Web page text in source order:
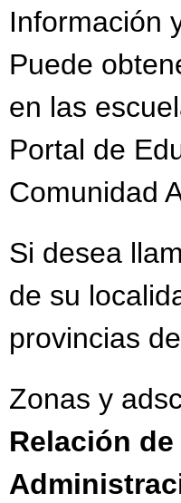
Información
Puede
en las
Portal de
Comunidad
Si desea
de su
provincias
Zonas y
Relación